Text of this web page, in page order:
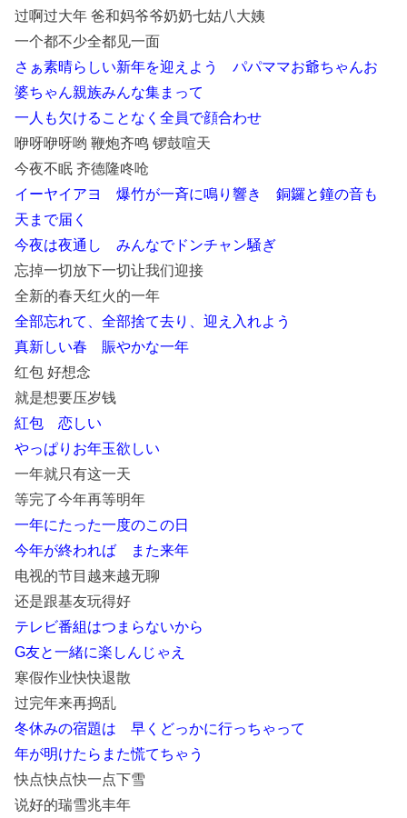
过啊过大年 爸和妈爷爷奶奶七姑八大姨
一个都不少全都见一面
さぁ素晴らしい新年を迎えよう パパママお爺ちゃんお
婆ちゃん親族みんな集まって
一人も欠けることなく全員で顔合わせ
咿呀咿呀哟 鞭炮齐鸣 锣鼓喧天
今夜不眠 齐德隆咚呛
イーヤイアヨ 爆竹が一斉に鳴り響き 銅鑼と鐘の音も
天まで届く
今夜は夜通し みんなでドンチャン騒ぎ
忘掉一切放下一切让我们迎接
全新的春天红火的一年
全部忘れて、全部捨て去り、迎え入れよう
真新しい春 賑やかな一年
红包 好想念
就是想要压岁钱
紅包 恋しい
やっぱりお年玉欲しい
一年就只有这一天
等完了今年再等明年
一年にたった一度のこの日
今年が終われば また来年
电视的节目越来越无聊
还是跟基友玩得好
テレビ番組はつまらないから
G友と一緒に楽しんじゃえ
寒假作业快快退散
过完年来再捣乱
冬休みの宿題は 早くどっかに行っちゃって
年が明けたらまた慌てちゃう
快点快点快一点下雪
说好的瑞雪兆丰年